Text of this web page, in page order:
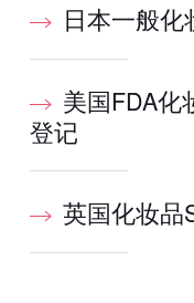
日本一般
美国FDA化
登记
英国化妆品